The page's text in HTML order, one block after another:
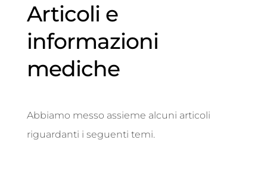
Articoli e
informazioni
mediche
Abbiamo messo assieme alcuni articoli
riguardanti i seguenti temi.